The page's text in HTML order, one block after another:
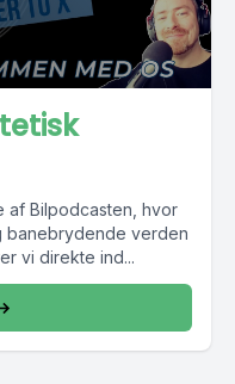
af Bilpodcasten, hvor
verden
vi direkte ind...